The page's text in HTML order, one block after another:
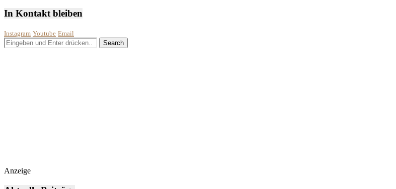
In Kontakt bleiben
Instagram Youtube Email
Anzeige